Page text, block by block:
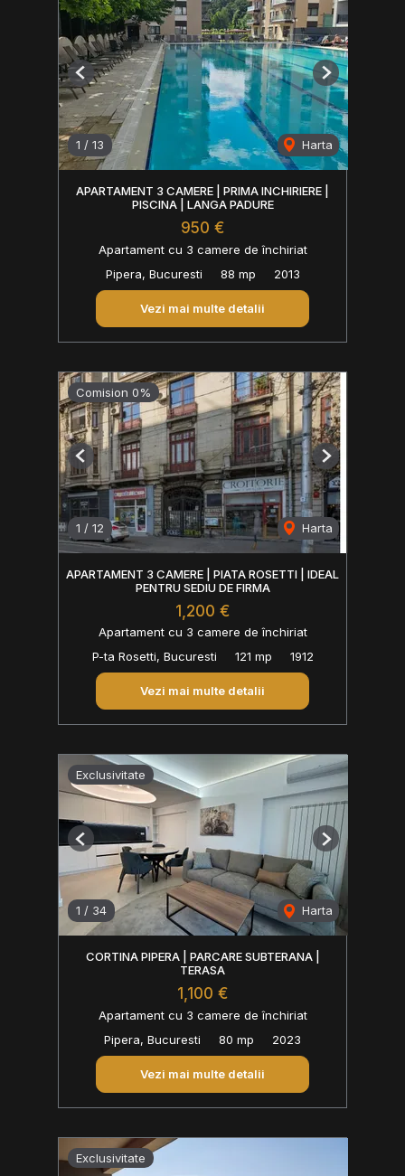
1 / 13 Harta
Previous Next
APARTAMENT 3 CAMERE | PRIMA INCHIRIERE |
PISCINA | LANGA PADURE
950 €
Apartament cu 3 camere de închiriat
Pipera, Bucuresti
88 mp 2013
Vezi mai multe detalii
Comision 0%
1 / 12 Harta
Previous Next
APARTAMENT 3 CAMERE | PIATA ROSETTI | IDEAL
PENTRU SEDIU DE FIRMA
1,200 €
Apartament cu 3 camere de închiriat
P-ta Rosetti, Bucuresti
121 mp 1912
Vezi mai multe detalii
Exclusivitate
1 / 34 Harta
Previous Next
CORTINA PIPERA | PARCARE SUBTERANA |
TERASA
1,100 €
Apartament cu 3 camere de închiriat
Pipera, Bucuresti
80 mp 2023
Vezi mai multe detalii
Exclusivitate